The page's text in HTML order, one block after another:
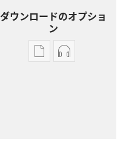
ダウンロードのオプショ
ン
出
オー